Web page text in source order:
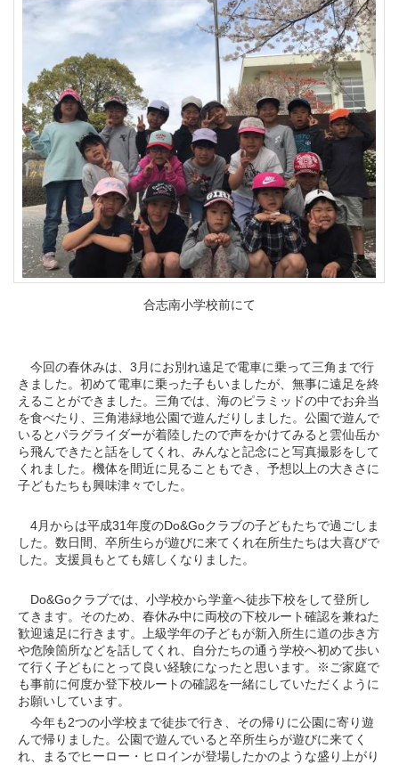
合志南小学校前にて
今回の春休みは、3月にお別れ遠足で電車に乗って三角まで行
きました。初めて電車に乗った子もいましたが、無事に遠足を終
えることができました。三角では、海のピラミッドの中でお弁当
を食べたり、三角港緑地公園で遊んだりしました。公園で遊んで
いるとパラグライダーが着陸したので声をかけてみると雲仙岳か
ら飛んできたと話をしてくれ、みんなと記念にと写真撮影をして
くれました。機体を間近に見ることもでき、予想以上の大きさに
子どもたちも興味津々でした。
4月からは平成31年度のDo&Goクラブの子どもたちで過ごしま
した。数日間、卒所生らが遊びに来てくれ在所生たちは大喜びで
した。支援員もとても嬉しくなりました。
Do&Goクラブでは、小学校から学童へ徒歩下校をして登所し
てきます。そのため、春休み中に両校の下校ルート確認を兼ねた
歓迎遠足に行きます。上級学年の子どもが新入所生に道の歩き方
や危険箇所などを話してくれ、自分たちの通う学校へ初めて歩い
て行く子どもにとって良い経験になったと思います。※ご家庭で
も事前に何度か登下校ルートの確認を一緒にしていただくように
お願いしています。
今年も2つの小学校まで徒歩で行き、その帰りに公園に寄り遊
んで帰りました。公園で遊んでいると卒所生らが遊びに来てく
れ、まるでヒーロー・ヒロインが登場したかのような盛り上がり